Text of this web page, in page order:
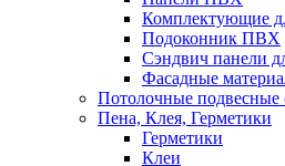
Комплектующие
Подоконник ПВХ
Сэндвич панели
Фасадные
Потолочные подвесные
Пена, Клея, Герметики
Герметики
Клеи